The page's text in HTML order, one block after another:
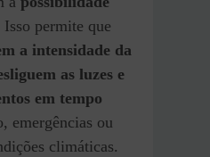
Isso permite que
a intensidade da
as luzes e
em tempo
emergências ou
climáticas.